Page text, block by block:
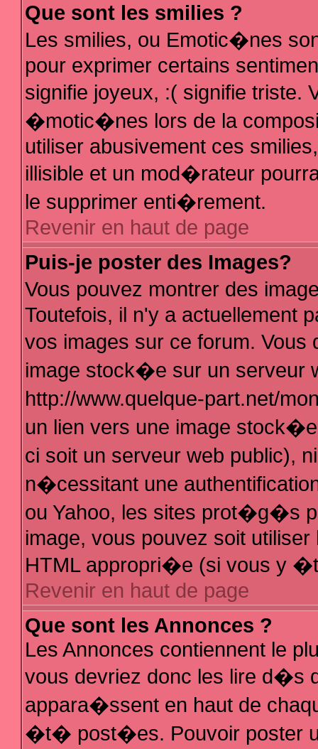
Que sont les smilies ?
Les smilies, ou Emotic�nes
pour exprimer certains
signifie joyeux, :( signifie triste.
�motic�nes lors de la
utiliser abusivement ces
illisible et un mod�rateur
le supprimer enti�rement.
Revenir en haut de page
Puis-je poster des Images?
Vous pouvez montrer des
Toutefois, il n'y a actuellement
vos images sur ce forum.
image stock�e sur un serveur
http://www.quelque-part.net/
un lien vers une image
ci soit un serveur web public),
n�cessitant une
ou Yahoo, les sites prot�g�s
image, vous pouvez soit
HTML appropri�e (si vous y
Revenir en haut de page
Que sont les Annonces ?
Les Annonces contiennent le
vous devriez donc les lire d�s
appara�ssent en haut de
�t� post�es. Pouvoir poster